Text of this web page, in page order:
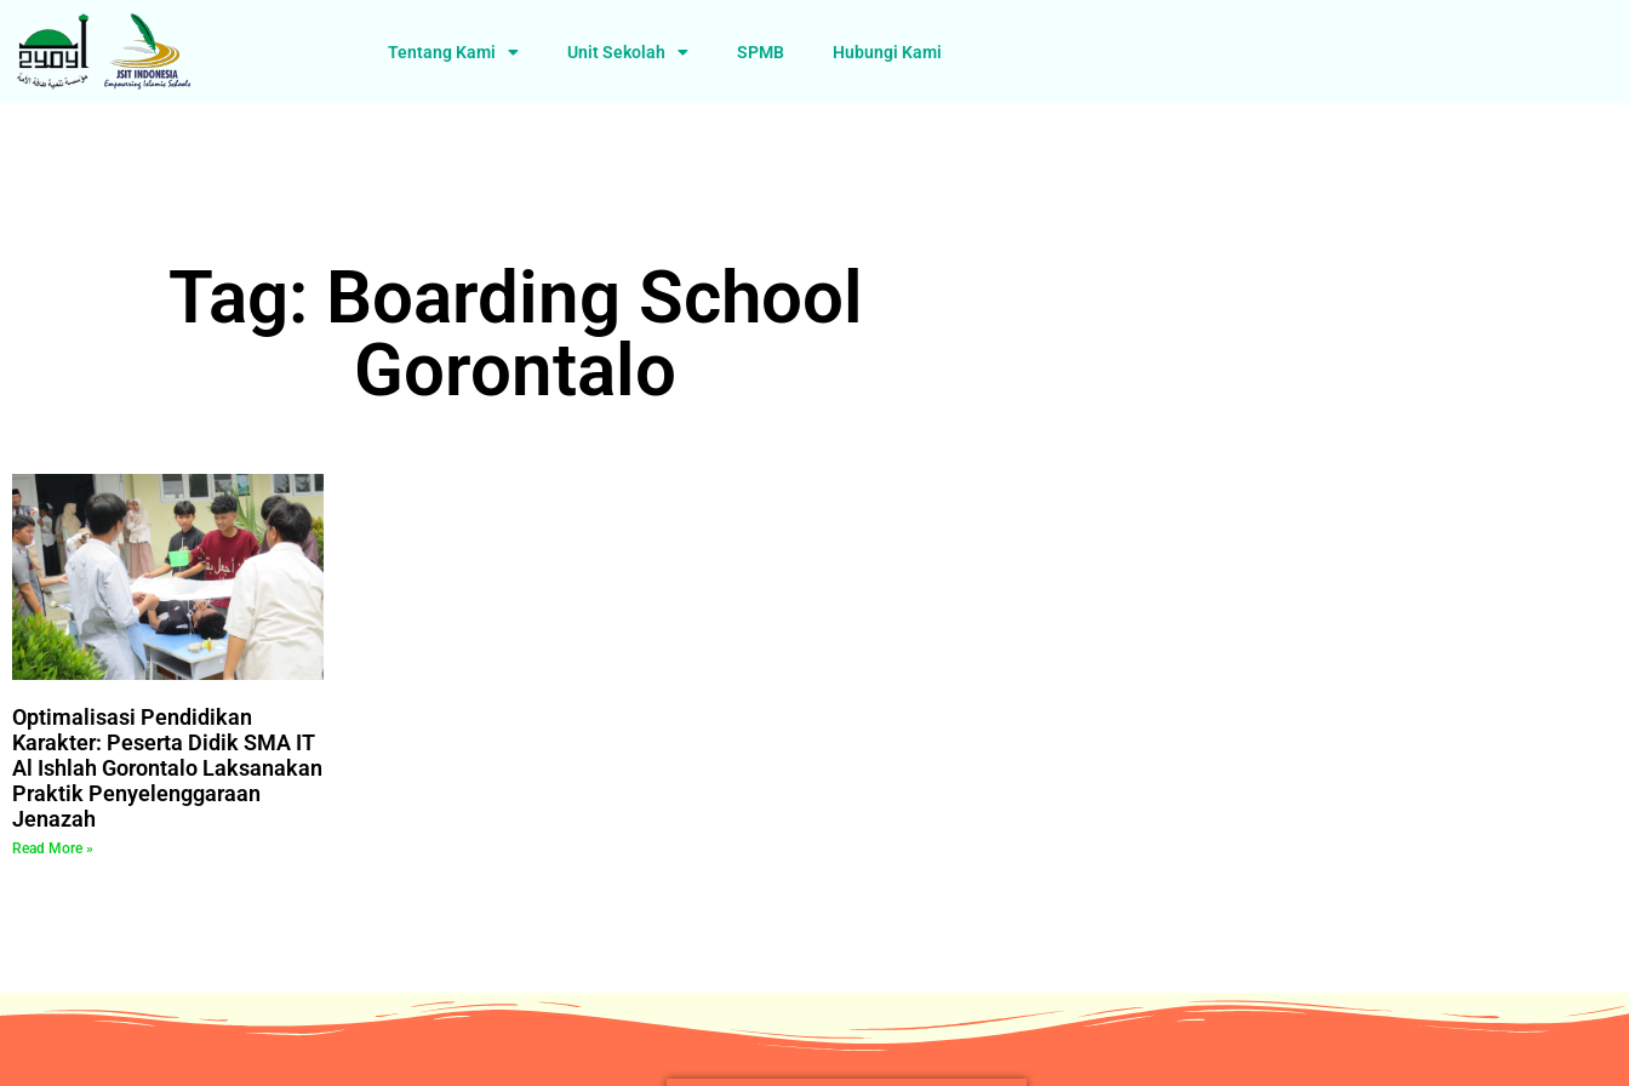
Tentang Kami Unit Sekolah SPMB Hubungi Kami
Tag: Boarding School
Gorontalo
Optimalisasi Pendidikan
Karakter: Peserta Didik SMA IT
Al Ishlah Gorontalo Laksanakan
Praktik Penyelenggaraan
Jenazah
Read More »